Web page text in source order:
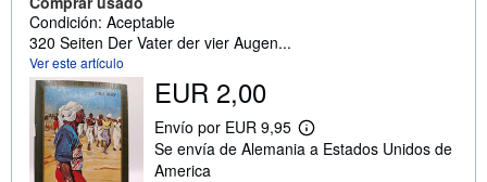
Condición: Aceptable
320 Seiten Der Vater der vier Augen...
Ver este artículo
EUR 2,00
Envío por EUR 9,95
M
á
Se envía de Alemania a Estados Unidos de
America